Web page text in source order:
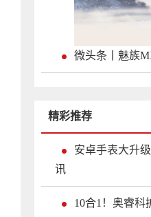
微头条丨魅族
精彩推荐
安卓手表大升
讯
10合1！奥睿科